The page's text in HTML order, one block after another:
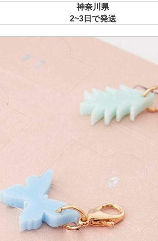
神奈川県
2~3日で発送